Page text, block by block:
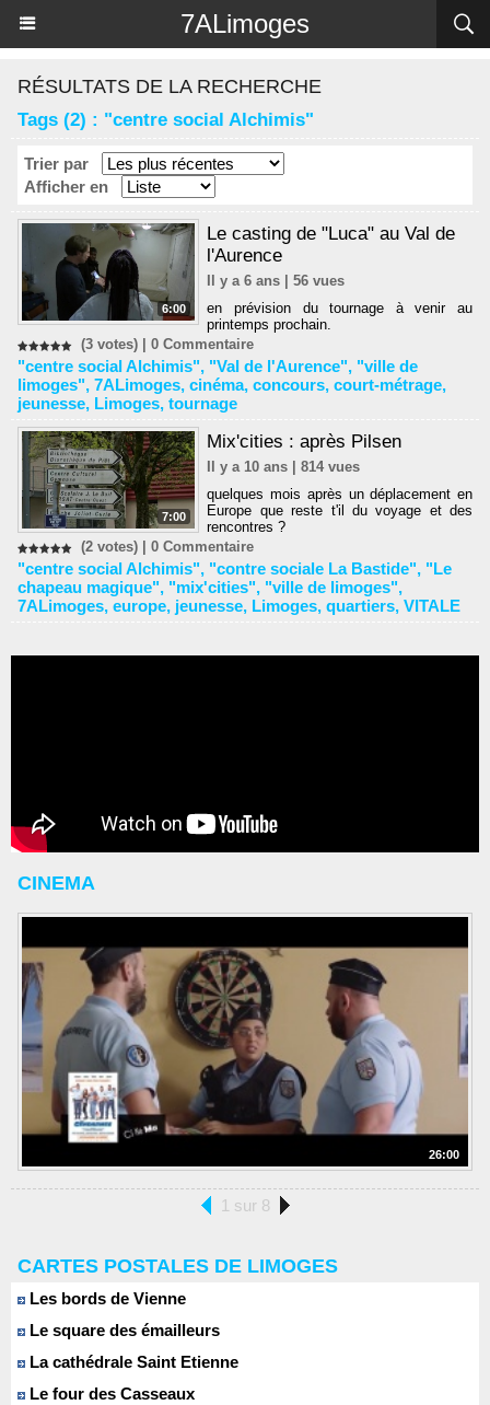
7ALimoges
RÉSULTATS DE LA RECHERCHE
Tags (2) : "centre social Alchimis"
Trier par
Afficher en
6:00
Le casting de "Luca" au Val de
l'Aurence
Il y a 6 ans | 56 vues
en prévision du tournage à venir au
printemps prochain.
(3 votes) | 0 Commentaire
"centre social Alchimis", "Val de l'Aurence", "ville de
limoges", 7ALimoges, cinéma, concours, court-métrage,
jeunesse, Limoges, tournage
7:00
Mix'cities : après Pilsen
Il y a 10 ans | 814 vues
quelques mois après un déplacement en
Europe que reste t'il du voyage et des
rencontres ?
(2 votes) | 0 Commentaire
"centre social Alchimis", "contre sociale La Bastide", "Le
chapeau magique", "mix'cities", "ville de limoges",
7ALimoges, europe, jeunesse, Limoges, quartiers, VITALE
CINEMA
26:00
1 sur 8
CARTES POSTALES DE LIMOGES
Les bords de Vienne
Le square des émailleurs
La cathédrale Saint Etienne
Le four des Casseaux